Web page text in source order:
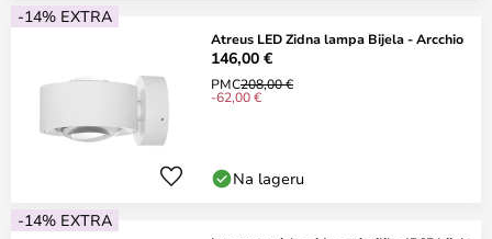
-14% EXTRA
Atreus LED Zidna lampa Bijela - Arcchio
146,00 €
PMC208,00 €
-62,00 €
Na lageru
-14% EXTRA